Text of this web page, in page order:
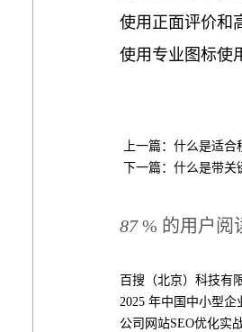
使用正面评价和
使用专业图标使
上一篇：什么是适
下一篇：什么是带关
87% 的用户阅
百搜（北京）科技有
2025 年中国中小型企
公司网站SEO优化实